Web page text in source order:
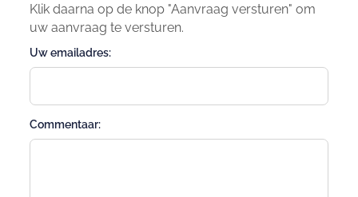
Klik daarna op de knop "Aanvraag versturen" om
uw aanvraag te versturen.
Uw emailadres:
Commentaar: